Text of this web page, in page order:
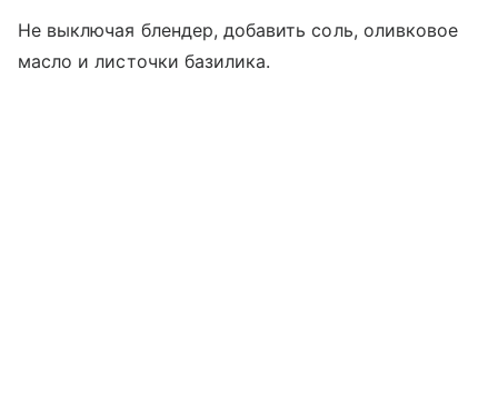
Не выключая блендер, добавить соль, оливковое
масло и листочки базилика.